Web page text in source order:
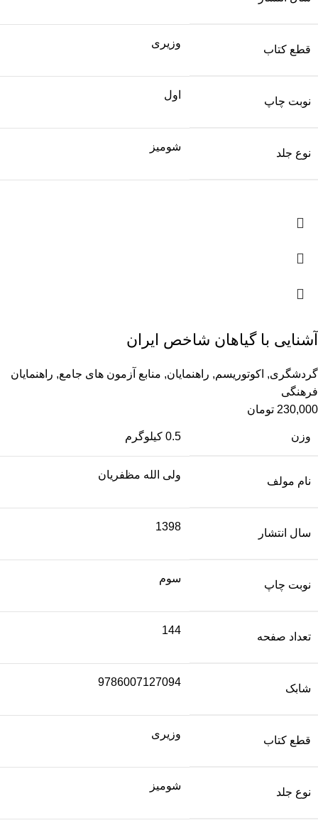
قطع کتاب
وزیری
نوبت چاپ
اول
نوع جلد
شومیز
آشنايی با گياهان شاخص ايران
گردشگری, اکوتوریسم, راهنمایان, منابع آزمون های جامع, راهنمایان
فرهنگی
230,000 تومان
وزن 0.5 کیلوگرم
نام مولف
ولی الله مظفریان
سال انتشار
1398
نوبت چاپ
سوم
تعداد صفحه
144
شابک
9786007127094
قطع کتاب
وزیری
نوع جلد
شومیز